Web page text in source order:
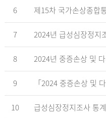
6
7
8
9
10 급성심장정지조사 통